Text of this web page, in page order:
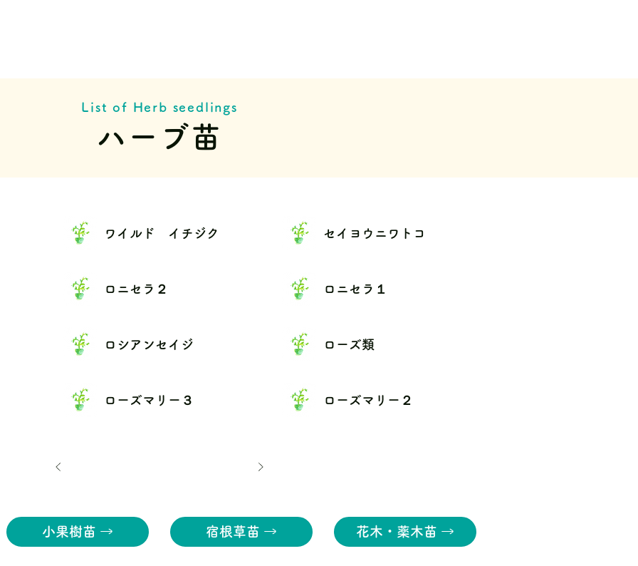
List of Herb seedlings
ハーブ苗
ワイルド イチジク
ロニセラ２
ロシアンセイジ
ローズマリー３
セイヨウニワトコ
ロニセラ１
ローズ類
ローズマリー２
小果樹苗 → 宿根草苗 → 花木・薬木苗 →